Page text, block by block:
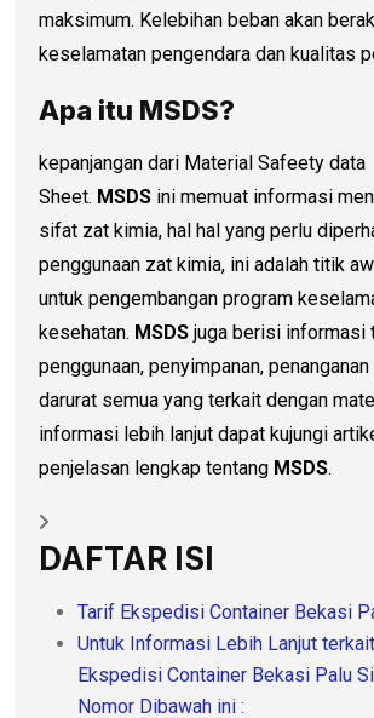
maksimum. Kelebihan beban akan
keselamatan pengendara dan kualitas
Apa itu MSDS?
kepanjangan dari Material Safeety data
Sheet. MSDS ini memuat informasi
sifat zat kimia, hal hal yang perlu
penggunaan zat kimia, ini adalah titik
untuk pengembangan program
kesehatan. MSDS juga berisi informasi
penggunaan, penyimpanan,
darurat semua yang terkait dengan
informasi lebih lanjut dapat kujungi
penjelasan lengkap tentang MSDS.
DAFTAR ISI
Tarif Ekspedisi Container Bekasi
Untuk Informasi Lebih Lanjut
Ekspedisi Container Bekasi Palu
Nomor Dibawah ini :